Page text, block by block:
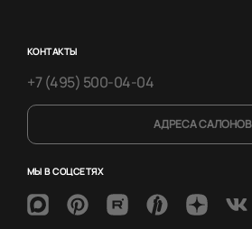
КОНТАКТЫ
+7 (495) 500-04-04
АДРЕСА САЛОНОВ
МЫ В СОЦСЕТЯХ